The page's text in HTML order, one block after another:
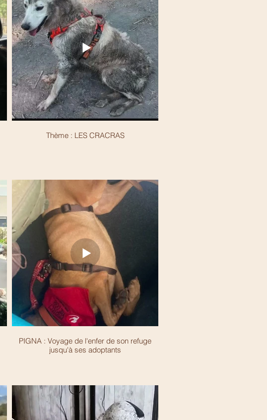
Thème : LES CRACRAS
PIGNA : Voyage de l'enfer de son refuge
jusqu'à ses adoptants